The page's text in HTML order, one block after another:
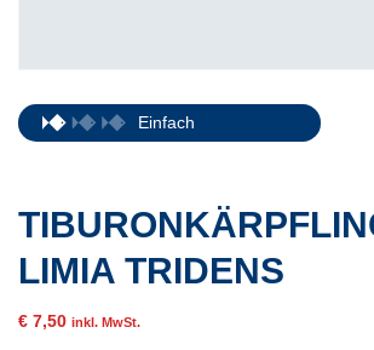
Einfach
LIMIA TRIDENS
€ 7,50 inkl. MwSt.